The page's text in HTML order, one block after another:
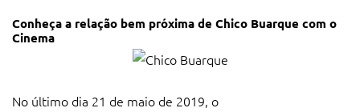
Conheça a relação bem próxima de Chico Buarque com o
Cinema
No último dia 21 de maio de 2019, o